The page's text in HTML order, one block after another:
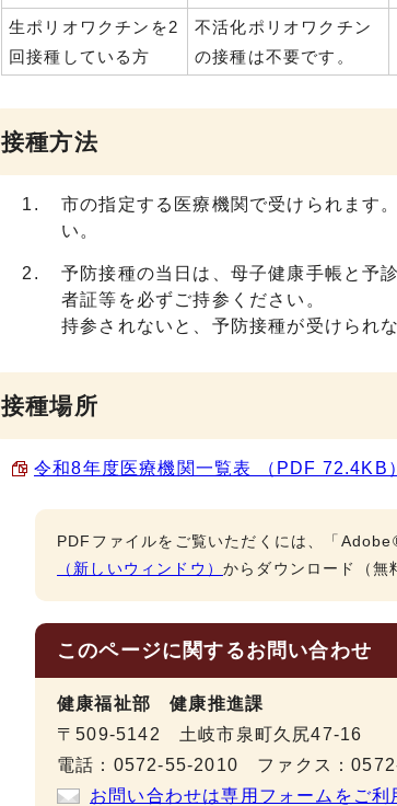
生ポリオワクチンを2
回接種している方
不活化ポリオワクチン
の接種は不要です。
接種方法
市の指定する医療機関で受けられます
い。
予防接種の当日は、母子健康手帳と予
者証等を必ずご持参ください。
持参されないと、予防接種が受けられ
接種場所
令和8年度医療機関一覧表 （PDF 72.4KB）
PDFファイルをご覧いただくには、「
（新しいウィンドウ） からダウンロード（無
このページに関するお問い合わせ
健康福祉部 健康推進課
〒509-5142 土岐市泉町久尻47-16
電話：0572-55-2010 ファクス：
お問い合わせは専用フォームをご利